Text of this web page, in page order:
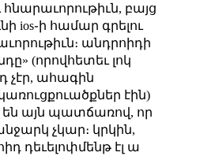
հնարաւորութիւն, բայց
ios֊ի համար գրելու
անդրոիդի
(որովհետեւ լոկ
չէր, ահագին
էին)
են այն պատճառով, որ
չկար։ կրկին,
դեւելոփմենթ էլ ա